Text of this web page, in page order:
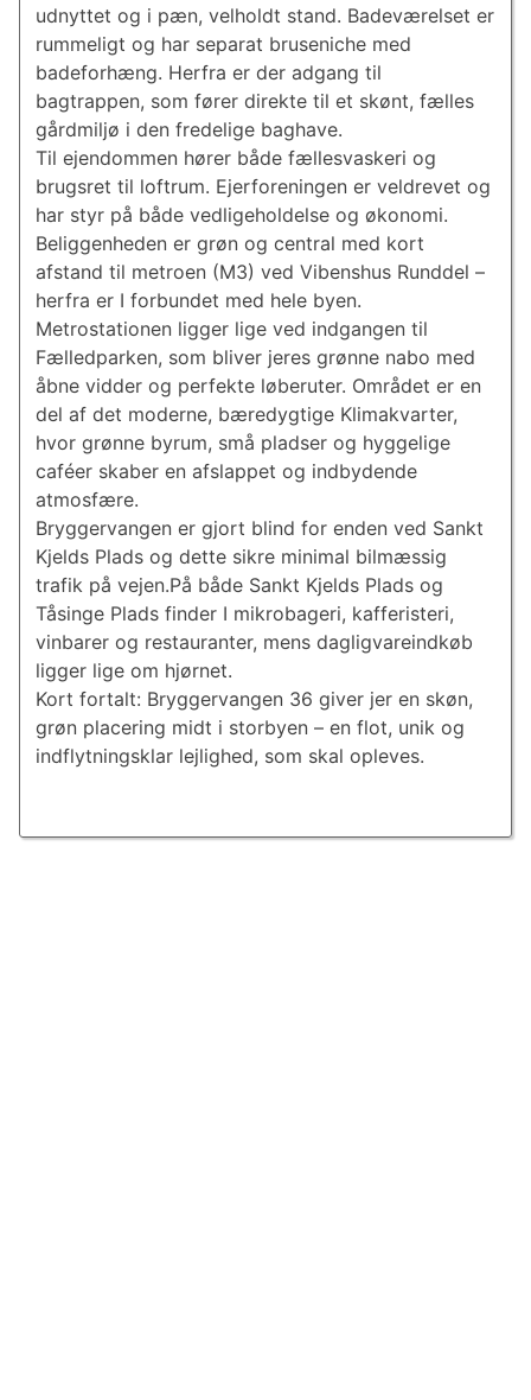
udnyttet og i pæn, velholdt stand. Badeværelset er
rummeligt og har separat bruseniche med
badeforhæng. Herfra er der adgang til
bagtrappen, som fører direkte til et skønt, fælles
gårdmiljø i den fredelige baghave.
Til ejendommen hører både fællesvaskeri og
brugsret til loftrum. Ejerforeningen er veldrevet og
har styr på både vedligeholdelse og økonomi.
Beliggenheden er grøn og central med kort
afstand til metroen (M3) ved Vibenshus Runddel –
herfra er I forbundet med hele byen.
Metrostationen ligger lige ved indgangen til
Fælledparken, som bliver jeres grønne nabo med
åbne vidder og perfekte løberuter. Området er en
del af det moderne, bæredygtige Klimakvarter,
hvor grønne byrum, små pladser og hyggelige
caféer skaber en afslappet og indbydende
atmosfære.
Bryggervangen er gjort blind for enden ved Sankt
Kjelds Plads og dette sikre minimal bilmæssig
trafik på vejen.På både Sankt Kjelds Plads og
Tåsinge Plads finder I mikrobageri, kafferisteri,
vinbarer og restauranter, mens dagligvareindkøb
ligger lige om hjørnet.
Kort fortalt: Bryggervangen 36 giver jer en skøn,
grøn placering midt i storbyen – en flot, unik og
indflytningsklar lejlighed, som skal opleves.